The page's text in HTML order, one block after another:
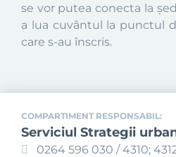
se vor putea conecta la
a lua cuvântul la punctul
care s-au înscris.
COMPARTIMENT RESPONSABIL:
Serviciul Strategii
0264 596 030 / 4310;